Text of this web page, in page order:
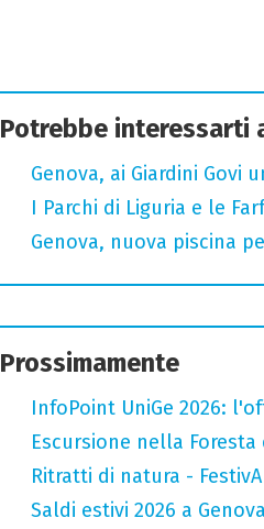
Potrebbe interessarti
Genova, ai Giardini
I Parchi di Liguria e le
Genova, nuova piscina
Prossimamente
InfoPoint UniGe 2026:
Escursione nella
Ritratti di natura -
Saldi estivi 2026 a